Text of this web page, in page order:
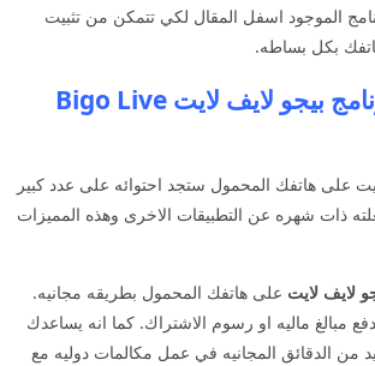
الموجود اسفل المقال لكي تتمكن من تثبيت
بكل بساطه.
اهم مميزات برنامج بيجو لايف لايت Bigo Live
على هاتفك المحمول ستجد احتوائه على عدد كبير
ذات شهره عن التطبيقات الاخرى وهذه المميزات
لايف لايت على هاتفك المحمول بطريقه مجانيه.
دفع مبالغ ماليه او رسوم الاشتراك. كما انه يساعدك
من الدقائق المجانيه في عمل مكالمات دوليه مع